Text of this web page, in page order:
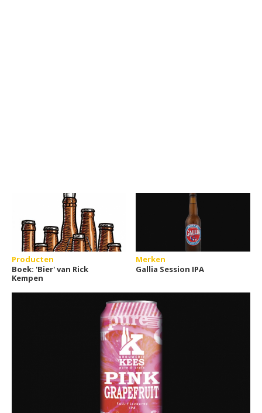
Producten
Boek: 'Bier' van Rick
Kempen
Merken
Gallia Session IPA